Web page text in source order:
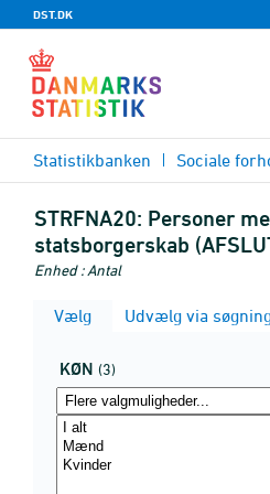
DST.DK
Statistikbanken Sociale
STRFNA20: Personer
statsborgerskab
Enhed : Antal
Vælg Udvælg via
KØN (3)